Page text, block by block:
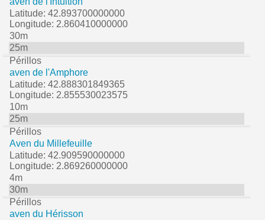
Latitude: 42.893700000000
Longitude: 2.860410000000
30m
25m
Périllos
aven de l'Amphore
Latitude: 42.888301849365
Longitude: 2.855530023575
10m
25m
Périllos
Aven du Millefeuille
Latitude: 42.909590000000
Longitude: 2.869260000000
4m
30m
Périllos
aven du Hérisson